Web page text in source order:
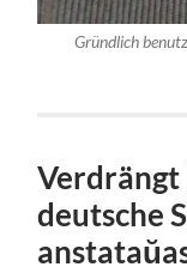
Gründlich
Verdrängt
deutsche